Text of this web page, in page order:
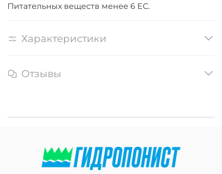
Питательных веществ менее 6 ЕС.
Характеристики
Отзывы